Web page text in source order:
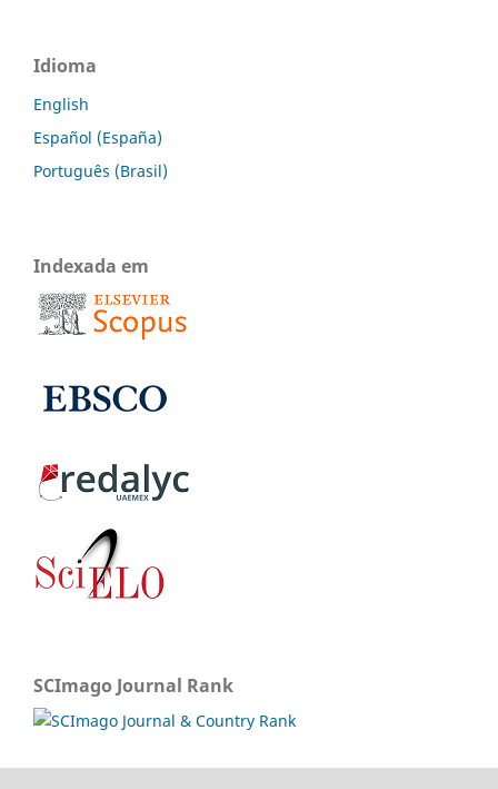
Idioma
English
Español (España)
Português (Brasil)
Indexada em
SCImago Journal Rank